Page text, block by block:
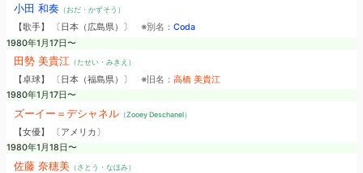
小田 和奏（おだ・かずそう）
【歌手】 〔日本（広島県）〕 ※別名： Coda
1980年1月17日〜
田勢 美貴江（たせい・みきえ）
【卓球】 〔日本（福島県）〕 ※旧名： 高橋 美貴江
1980年1月17日〜
ズーイー＝デシャネル（Zooey Deschanel）
【女優】 〔アメリカ〕
1980年1月18日〜
佐藤 奈穂美（さとう・なほみ）